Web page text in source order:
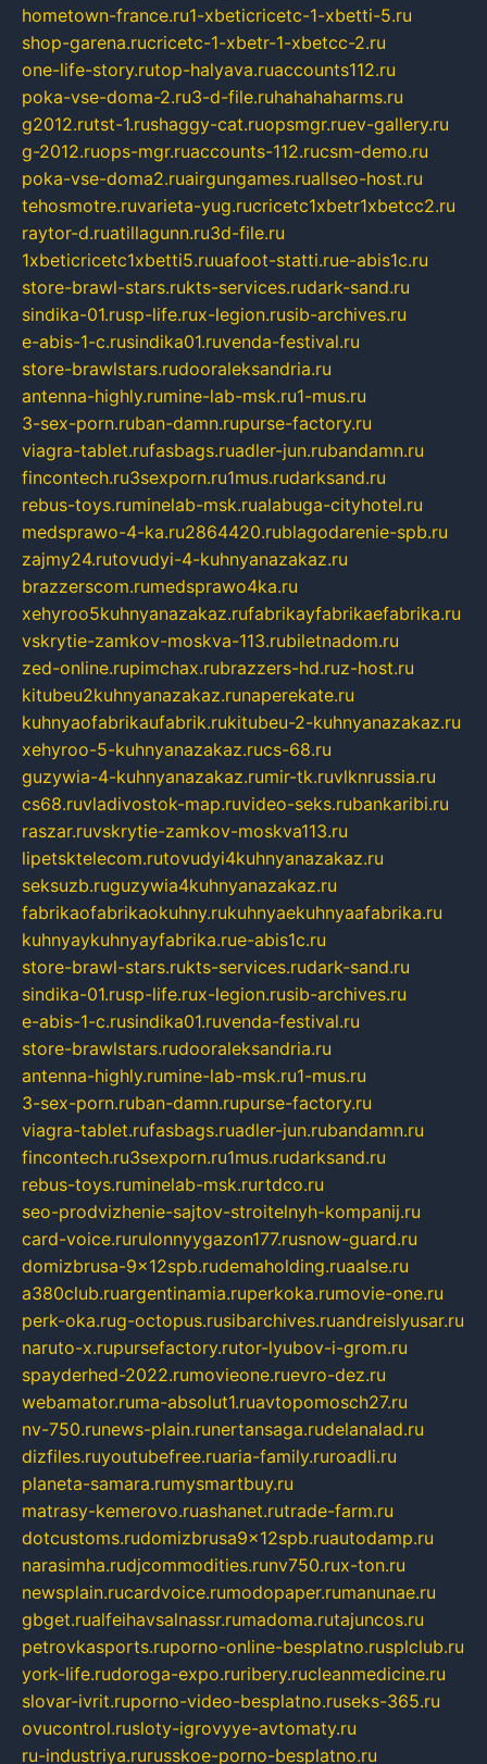
hometown-france.ru1-xbeticricetc-1-xbetti-5.ru
shop-garena.rucricetc-1-xbetr-1-xbetcc-2.ru
one-life-story.rutop-halyava.ruaccounts112.ru
poka-vse-doma-2.ru3-d-file.ruhahahaharms.ru
g2012.rutst-1.rushaggy-cat.ruopsmgr.ruev-gallery.ru
g-2012.ruops-mgr.ruaccounts-112.rucsm-demo.ru
poka-vse-doma2.ruairgungames.ruallseo-host.ru
tehosmotre.ruvarieta-yug.rucricetc1xbetr1xbetcc2.ru
raytor-d.ruatillagunn.ru3d-file.ru
1xbeticricetc1xbetti5.ruuafoot-statti.rue-abis1c.ru
store-brawl-stars.rukts-services.rudark-sand.ru
sindika-01.rusp-life.rux-legion.rusib-archives.ru
e-abis-1-c.rusindika01.ruvenda-festival.ru
store-brawlstars.rudooraleksandria.ru
antenna-highly.rumine-lab-msk.ru1-mus.ru
3-sex-porn.ruban-damn.rupurse-factory.ru
viagra-tablet.rufasbags.ruadler-jun.rubandamn.ru
fincontech.ru3sexporn.ru1mus.rudarksand.ru
rebus-toys.ruminelab-msk.rualabuga-cityhotel.ru
medsprawo-4-ka.ru2864420.rublagodarenie-spb.ru
zajmy24.rutovudyi-4-kuhnyanazakaz.ru
brazzerscom.rumedsprawo4ka.ru
xehyroo5kuhnyanazakaz.rufabrikayfabrikaefabrika.ru
vskrytie-zamkov-moskva-113.rubiletnadom.ru
zed-online.rupimchax.rubrazzers-hd.ruz-host.ru
kitubeu2kuhnyanazakaz.runaperekate.ru
kuhnyaofabrikaufabrik.rukitubeu-2-kuhnyanazakaz.ru
xehyroo-5-kuhnyanazakaz.rucs-68.ru
guzywia-4-kuhnyanazakaz.rumir-tk.ruvlknrussia.ru
cs68.ruvladivostok-map.ruvideo-seks.rubankaribi.ru
raszar.ruvskrytie-zamkov-moskva113.ru
lipetsktelecom.rutovudyi4kuhnyanazakaz.ru
seksuzb.ruguzywia4kuhnyanazakaz.ru
fabrikaofabrikaokuhny.rukuhnyaekuhnyaafabrika.ru
kuhnyaykuhnyayfabrika.rue-abis1c.ru
store-brawl-stars.rukts-services.rudark-sand.ru
sindika-01.rusp-life.rux-legion.rusib-archives.ru
e-abis-1-c.rusindika01.ruvenda-festival.ru
store-brawlstars.rudooraleksandria.ru
antenna-highly.rumine-lab-msk.ru1-mus.ru
3-sex-porn.ruban-damn.rupurse-factory.ru
viagra-tablet.rufasbags.ruadler-jun.rubandamn.ru
fincontech.ru3sexporn.ru1mus.rudarksand.ru
rebus-toys.ruminelab-msk.rurtdco.ru
seo-prodvizhenie-sajtov-stroitelnyh-kompanij.ru
card-voice.rurulonnyygazon177.rusnow-guard.ru
domizbrusa-9x12spb.rudemaholding.ruaalse.ru
a380club.ruargentinamia.ruperkoka.rumovie-one.ru
perk-oka.rug-octopus.rusibarchives.ruandreislyusar.ru
naruto-x.rupursefactory.rutor-lyubov-i-grom.ru
spayderhed-2022.rumovieone.ruevro-dez.ru
webamator.ruma-absolut1.ruavtopomosch27.ru
nv-750.runews-plain.runertansaga.rudelanalad.ru
dizfiles.ruyoutubefree.ruaria-family.ruroadli.ru
planeta-samara.rumysmartbuy.ru
matrasy-kemerovo.ruashanet.rutrade-farm.ru
dotcustoms.rudomizbrusa9x12spb.ruautodamp.ru
narasimha.rudjcommodities.runv750.rux-ton.ru
newsplain.rucardvoice.rumodopaper.rumanunae.ru
gbget.rualfeihavsalnassr.rumadoma.rutajuncos.ru
petrovkasports.ruporno-online-besplatno.rusplclub.ru
york-life.rudoroga-expo.ruribery.rucleanmedicine.ru
slovar-ivrit.ruporno-video-besplatno.ruseks-365.ru
ovucontrol.rusloty-igrovyye-avtomaty.ru
ru-industriya.rurusskoe-porno-besplatno.ru